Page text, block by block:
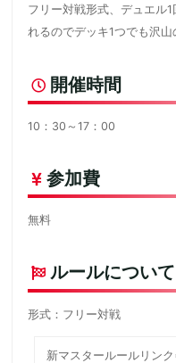
フリー対戦形式、デュエル
れるのでデッキ1つでも沢山
開催時間
10：30～17：00
参加費
無料
ルールについて
形式：フリー対戦
新マスタールールリン